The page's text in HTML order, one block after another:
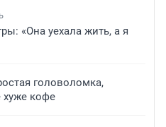
«Она уехала жить, а я
головоломка,
хуже кофе